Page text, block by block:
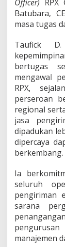
Officer) RPX
Batubara,
masa tugas
Taufick
bertugas
mengawal
RPX,
perseroan
regional
jasa
dipadukan
dipercaya
berkembang.
Ia
seluruh
pengiriman
sarana
manajemen